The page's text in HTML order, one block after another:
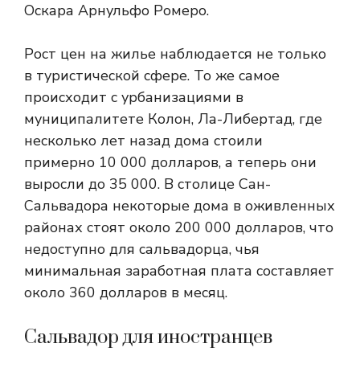
Оскара Арнульфо Ромеро.
Рост цен на жилье наблюдается не только
в туристической сфере. То же самое
происходит с урбанизациями в
муниципалитете Колон, Ла-Либертад, где
несколько лет назад дома стоили
примерно 10 000 долларов, а теперь они
выросли до 35 000. В столице Сан-
Сальвадора некоторые дома в оживленных
районах стоят около 200 000 долларов, что
недоступно для сальвадорца, чья
минимальная заработная плата составляет
около 360 долларов в месяц.
Сальвадор для иностранцев